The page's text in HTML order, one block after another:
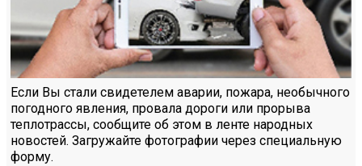
Если Вы стали свидетелем аварии, пожара, необычного
погодного явления, провала дороги или прорыва
теплотрассы, сообщите об этом в ленте народных
новостей. Загружайте фотографии через специальную
форму.